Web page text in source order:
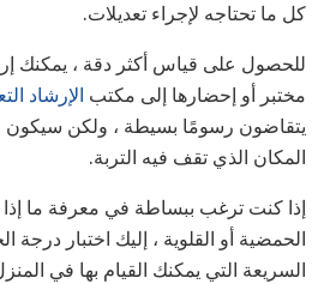
كل ما تحتاجه لإجراء تعديلات.
للحصول على قياس أكثر دقة ، يمكنك
مختبر أو إحضارها إلى مكتب الإرشاد
يتقاضون رسومًا بسيطة ، ولكن سيكون
المكان الذي تقف فيه التربة.
إذا كنت ترغب ببساطة في معرفة ما إذا
الحمضية أو القلوية ، إليك اختبار درجة
السريعة التي يمكنك القيام بها في